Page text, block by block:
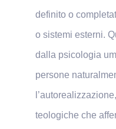
definito o
o sistemi esterni.
dalla psicologia
persone
teologiche che